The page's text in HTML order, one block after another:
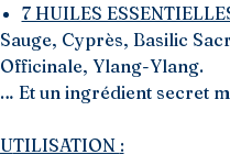
7 HUILES
Sauge, Cyprès, Basilic
Officinale, Ylang-Ylang.
… Et un ingrédient secret
UTILISATION :